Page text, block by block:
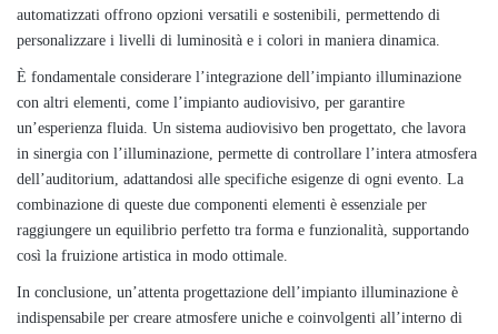
automatizzati offrono opzioni versatili e sostenibili, permettendo di
personalizzare i livelli di luminosità e i colori in maniera dinamica.
È fondamentale considerare l’integrazione dell’impianto illuminazione
con altri elementi, come l’impianto audiovisivo, per garantire
un’esperienza fluida. Un sistema audiovisivo ben progettato, che lavora
in sinergia con l’illuminazione, permette di controllare l’intera atmosfera
dell’auditorium, adattandosi alle specifiche esigenze di ogni evento. La
combinazione di queste due componenti elementi è essenziale per
raggiungere un equilibrio perfetto tra forma e funzionalità, supportando
così la fruizione artistica in modo ottimale.
In conclusione, un’attenta progettazione dell’impianto illuminazione è
indispensabile per creare atmosfere uniche e coinvolgenti all’interno di